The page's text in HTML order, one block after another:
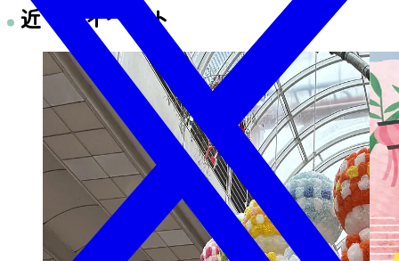
近くのイベント